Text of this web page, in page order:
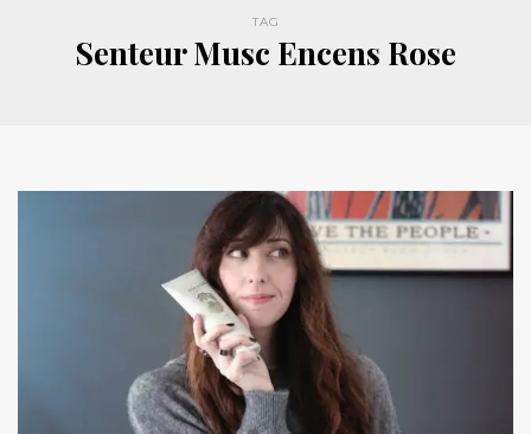
TAG
Senteur Musc Encens Rose